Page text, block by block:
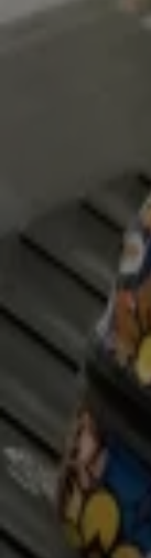
7 jan, 14:23
Honderden reizigers
KLM: vloeistof voor ijsvrij
NS hanteert dinsdag
Tweede
5 jan, 14:27
Tui, KLM en Corendon
4 jan, 15:39
KLM schrapt maandag
4 jan, 12:58
KLM en TUI gaan weer
KLM, TUI en Corendon
3 jan, 14:19
Honderden annuleringen
2 jan, 16:52
Ruim 20.000 koffers
19 dec 2025, 17:54